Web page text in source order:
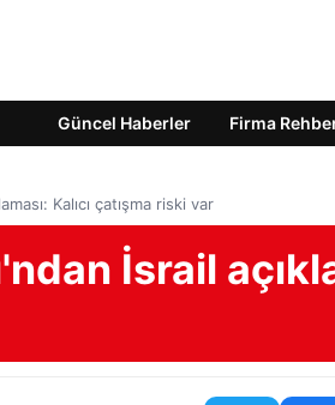
Güncel Haberler Firma
Kalıcı çatışma riski var
İsrail